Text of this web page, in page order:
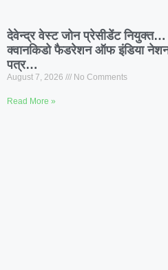
देवेन्द्र वेस्ट जोन प्रेसीडेंट नियुक्त…
क्वानकिडो फैडरेशन ऑफ इंडिया
पत्र…
August 7, 2026 No Comments
Read More »